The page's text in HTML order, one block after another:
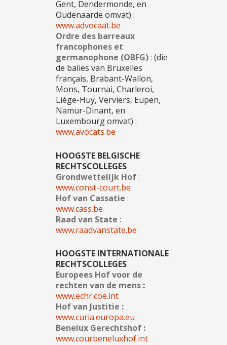
Gent, Dendermonde, en
Oudenaarde omvat) :
www.advocaat.be
Ordre des barreaux
francophones et
germanophone (OBFG): (die
de balies van Bruxelles
français, Brabant-Wallon,
Mons, Tournai, Charleroi,
Liège-Huy, Verviers, Eupen,
Namur-Dinant, en
Luxembourg omvat) :
www.avocats.be
HOOGSTE BELGISCHE
RECHTSCOLLEGES
Grondwettelijk Hof:
www.const-court.be
Hof van Cassatie :
www.cass.be
Raad van State :
www.raadvanstate.be
HOOGSTE INTERNATIONALE
RECHTSCOLLEGES
Europees Hof voor de
rechten van de mens :
www.echr.coe.int
Hof van Justitie :
www.curia.europa.eu
Benelux Gerechtshof :
www.courbeneluxhof.int